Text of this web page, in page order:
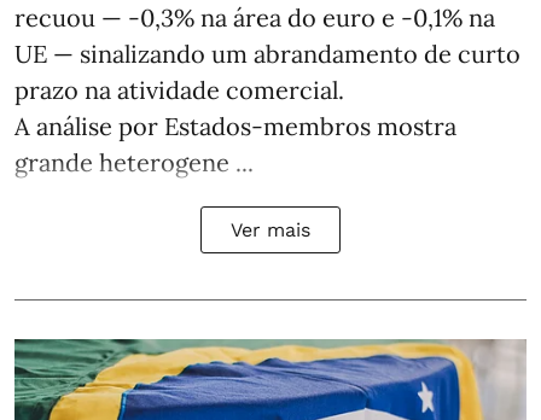
recuou — -0,3% na área do euro e -0,1% na
UE — sinalizando um abrandamento de curto
prazo na atividade comercial.
A análise por Estados‑membros mostra
grande heterogene ...
Ver mais